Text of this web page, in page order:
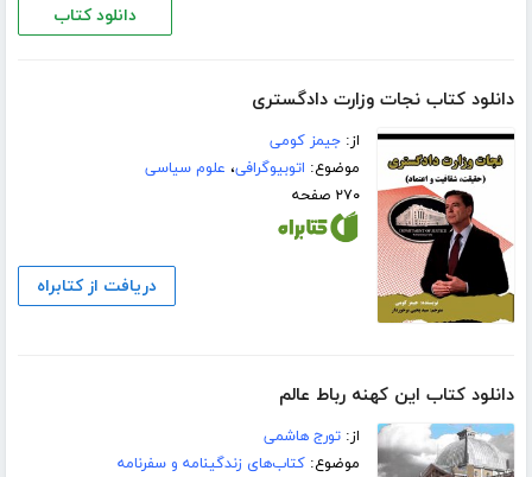
دانلود کتاب
دانلود کتاب نجات وزارت دادگستری
از:جیمز کومی
موضوع: اتوبیوگرافی، علوم سیاسی
۲۷۰ صفحه
دریافت از کتابراه
دانلود کتاب این کهنه رباط عالم
از:تورج هاشمی
موضوع:کتاب‌های زندگینامه و سفرنامه